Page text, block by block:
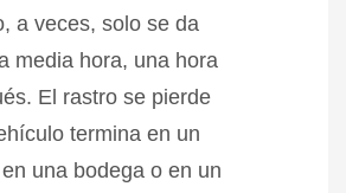
a veces, solo se da
media hora, una hora
El rastro se pierde
termina en un
una bodega o en un